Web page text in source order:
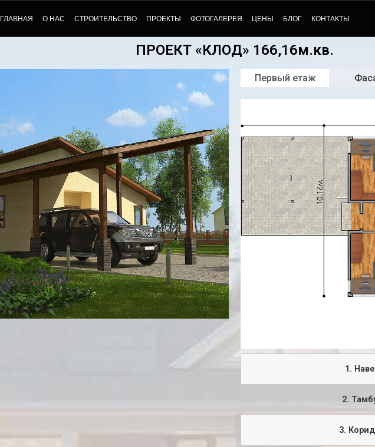
ГЛАВНАЯ О НАС СТРОИТЕЛЬСТВО ПРОЕКТЫ ФОТОГАЛЕРЕЯ ЦЕНЫ БЛОГ КОНТАКТЫ
ПРОЕКТ «КЛОД» 166,16м.кв.
Первый етаж
1.
2.
3.